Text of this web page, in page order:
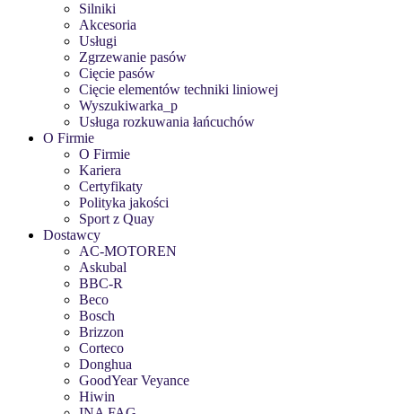
Silniki
Akcesoria
Usługi
Zgrzewanie pasów
Cięcie pasów
Cięcie elementów techniki liniowej
Wyszukiwarka_p
Usługa rozkuwania łańcuchów
O Firmie
O Firmie
Kariera
Certyfikaty
Polityka jakości
Sport z Quay
Dostawcy
AC-MOTOREN
Askubal
BBC-R
Beco
Bosch
Brizzon
Corteco
Donghua
GoodYear Veyance
Hiwin